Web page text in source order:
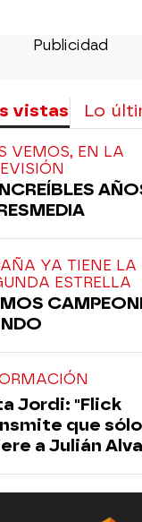
vistas Lo
VEMOS, EN LA
YA TIENE LA
ESTRELLA
Jordi: "Flick
que sólo
a Julián